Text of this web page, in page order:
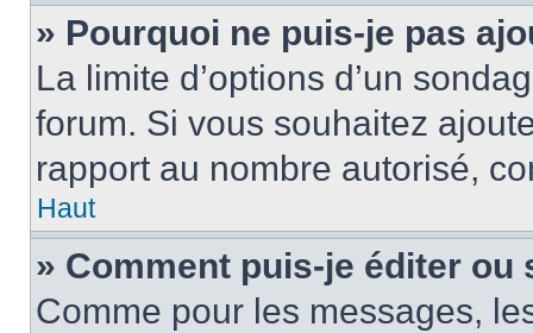
» Pourquoi ne puis-je pas
La limite d’options d’un
forum. Si vous souhaitez
rapport au nombre autorisé,
Haut
» Comment puis-je éditer ou
Comme pour les messages,